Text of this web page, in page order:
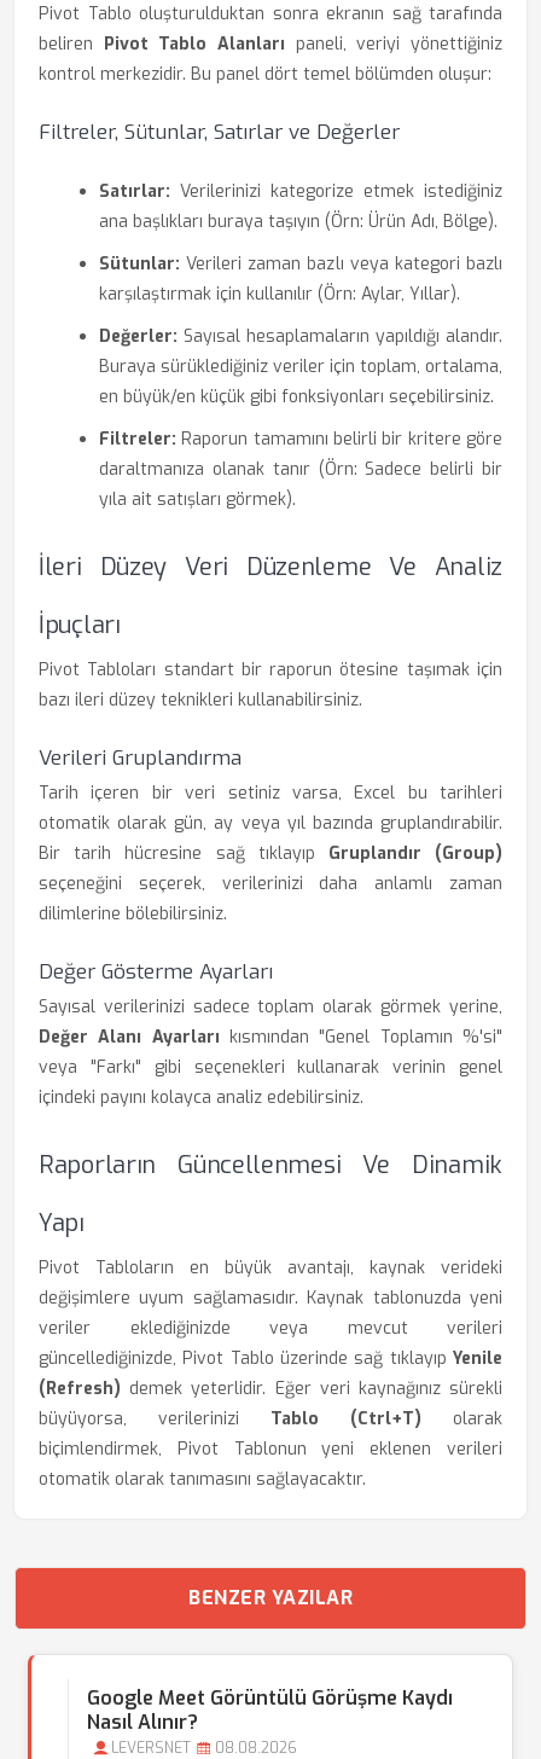
Pivot Tablo oluşturulduktan sonra ekranın sağ tarafında
beliren Pivot Tablo Alanları paneli, veriyi yönettiğiniz
kontrol merkezidir. Bu panel dört temel bölümden oluşur:
Filtreler, Sütunlar, Satırlar ve Değerler
Satırlar: Verilerinizi kategorize etmek istediğiniz
ana başlıkları buraya taşıyın (Örn: Ürün Adı, Bölge).
Sütunlar: Verileri zaman bazlı veya kategori bazlı
karşılaştırmak için kullanılır (Örn: Aylar, Yıllar).
Değerler: Sayısal hesaplamaların yapıldığı alandır.
Buraya sürüklediğiniz veriler için toplam, ortalama,
en büyük/en küçük gibi fonksiyonları seçebilirsiniz.
Filtreler: Raporun tamamını belirli bir kritere göre
daraltmanıza olanak tanır (Örn: Sadece belirli bir
yıla ait satışları görmek).
İleri Düzey Veri Düzenleme Ve Analiz
İpuçları
Pivot Tabloları standart bir raporun ötesine taşımak için
bazı ileri düzey teknikleri kullanabilirsiniz.
Verileri Gruplandırma
Tarih içeren bir veri setiniz varsa, Excel bu tarihleri
otomatik olarak gün, ay veya yıl bazında gruplandırabilir.
Bir tarih hücresine sağ tıklayıp Gruplandır (Group)
seçeneğini seçerek, verilerinizi daha anlamlı zaman
dilimlerine bölebilirsiniz.
Değer Gösterme Ayarları
Sayısal verilerinizi sadece toplam olarak görmek yerine,
Değer Alanı Ayarları kısmından "Genel Toplamın %'si"
veya "Farkı" gibi seçenekleri kullanarak verinin genel
içindeki payını kolayca analiz edebilirsiniz.
Raporların Güncellenmesi Ve Dinamik
Yapı
Pivot Tabloların en büyük avantajı, kaynak verideki
değişimlere uyum sağlamasıdır. Kaynak tablonuzda yeni
veriler eklediğinizde veya mevcut verileri
güncellediğinizde, Pivot Tablo üzerinde sağ tıklayıp Yenile
(Refresh) demek yeterlidir. Eğer veri kaynağınız sürekli
büyüyorsa, verilerinizi Tablo (Ctrl+T) olarak
biçimlendirmek, Pivot Tablonun yeni eklenen verileri
otomatik olarak tanımasını sağlayacaktır.
BENZER YAZILAR
Google Meet Görüntülü Görüşme Kaydı
Nasıl Alınır?
LEVERSNET 08.08.2026